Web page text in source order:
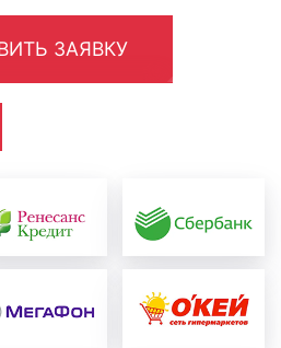
рекламный материал, т.е.
Рекламный ролик может
как рекламодателем, так
звукозаписывающей студии.
ролика нашими
рекламодатель должен
примерный текст,
контакты и адреса. Также
может предоставить иную
рекламный ролик
ЗАЯВКУ